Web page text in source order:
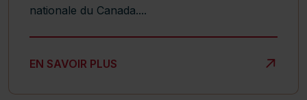
nationale du Canada....
EN SAVOIR PLUS
CONGÉS — BUREAUX FERMÉS